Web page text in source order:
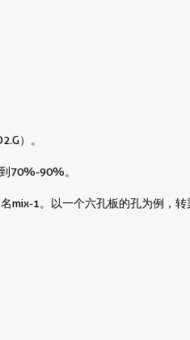
）。
70%-90%。
mix-1。以一个六孔板的孔为例，转